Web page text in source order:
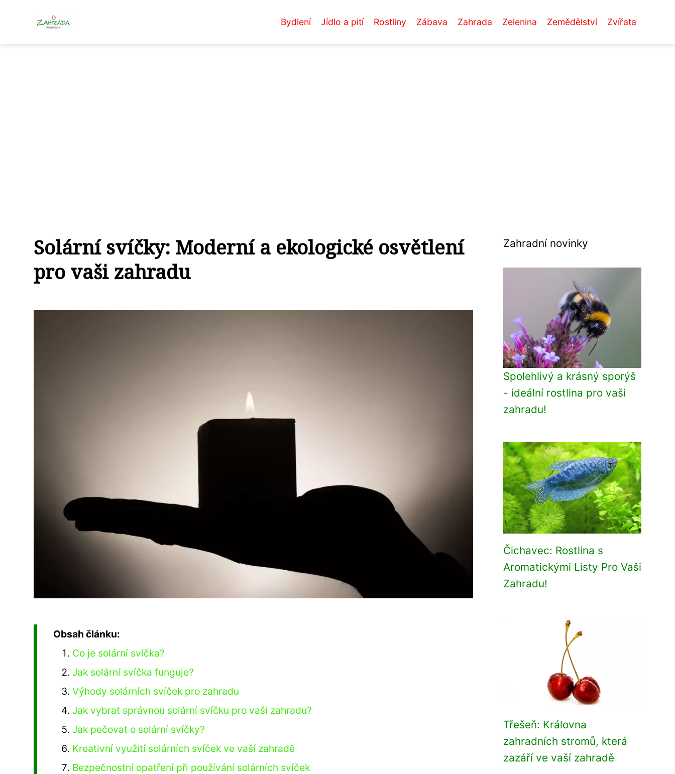
Bydlení Jídlo a pití Rostliny Zábava Zahrada Zelenina Zemědělství Zvířata
Solární svíčky: Moderní a ekologické osvětlení
pro vaši zahradu
Obsah článku:
Co je solární svíčka?
Jak solární svíčka funguje?
Výhody solárních svíček pro zahradu
Jak vybrat správnou solární svíčku pro vaši zahradu?
Jak pečovat o solární svíčky?
Kreativní využití solárních svíček ve vaší zahradě
Bezpečnostní opatření při používání solárních svíček
Zahradní novinky
Spolehlivý a krásný sporýš
- ideální rostlina pro vaši
zahradu!
Čichavec: Rostlina s
Aromatickými Listy Pro Vaši
Zahradu!
Třešeň: Královna
zahradních stromů, která
zazáří ve vaší zahradě